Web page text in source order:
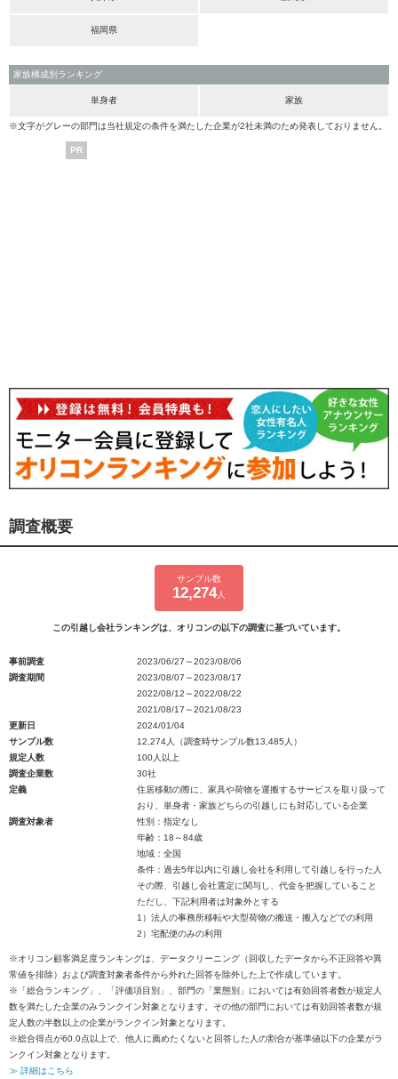
福岡県
家族構成別ランキング
単身者 家族
※文字がグレーの部門は当社規定の条件を満たした企業が2社未満のため発表しておりません。
PR
調査概要
サンプル数
12,274人
この引越し会社ランキングは、オリコンの以下の調査に基づいています。
事前調査
2023/06/27～2023/08/06
調査期間
2023/08/07～2023/08/17
2022/08/12～2022/08/22
2021/08/17～2021/08/23
更新日
2024/01/04
サンプル数
12,274人（調査時サンプル数13,485人）
規定人数
100人以上
調査企業数
30社
定義
住居移動の際に、家具や荷物を運搬するサービスを取り扱って
おり、単身者・家族どちらの引越しにも対応している企業
調査対象者
性別：指定なし
年齢：18～84歳
地域：全国
条件：過去5年以内に引越し会社を利用して引越しを行った人
その際、引越し会社選定に関与し、代金を把握していること
ただし、下記利用者は対象外とする
1）法人の事務所移転や大型荷物の搬送・搬入などでの利用
2）宅配便のみの利用
※オリコン顧客満足度ランキングは、データクリーニング（回収したデータから不正回答や異
常値を排除）および調査対象者条件から外れた回答を除外した上で作成しています。
※「総合ランキング」、「評価項目別」、部門の「業態別」においては有効回答者数が規定人
数を満たした企業のみランクイン対象となります。その他の部門においては有効回答者数が規
定人数の半数以上の企業がランクイン対象となります。
※総合得点が60.0点以上で、他人に薦めたくないと回答した人の割合が基準値以下の企業がラ
ンクイン対象となります。
≫ 詳細はこちら